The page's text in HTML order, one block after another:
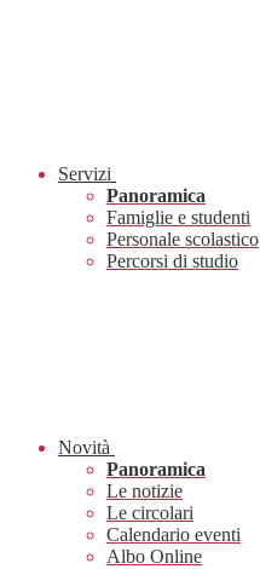
Servizi
Panoramica
Famiglie e studenti
Personale scolastico
Percorsi di studio
Novità
Panoramica
Le notizie
Le circolari
Calendario eventi
Albo Online